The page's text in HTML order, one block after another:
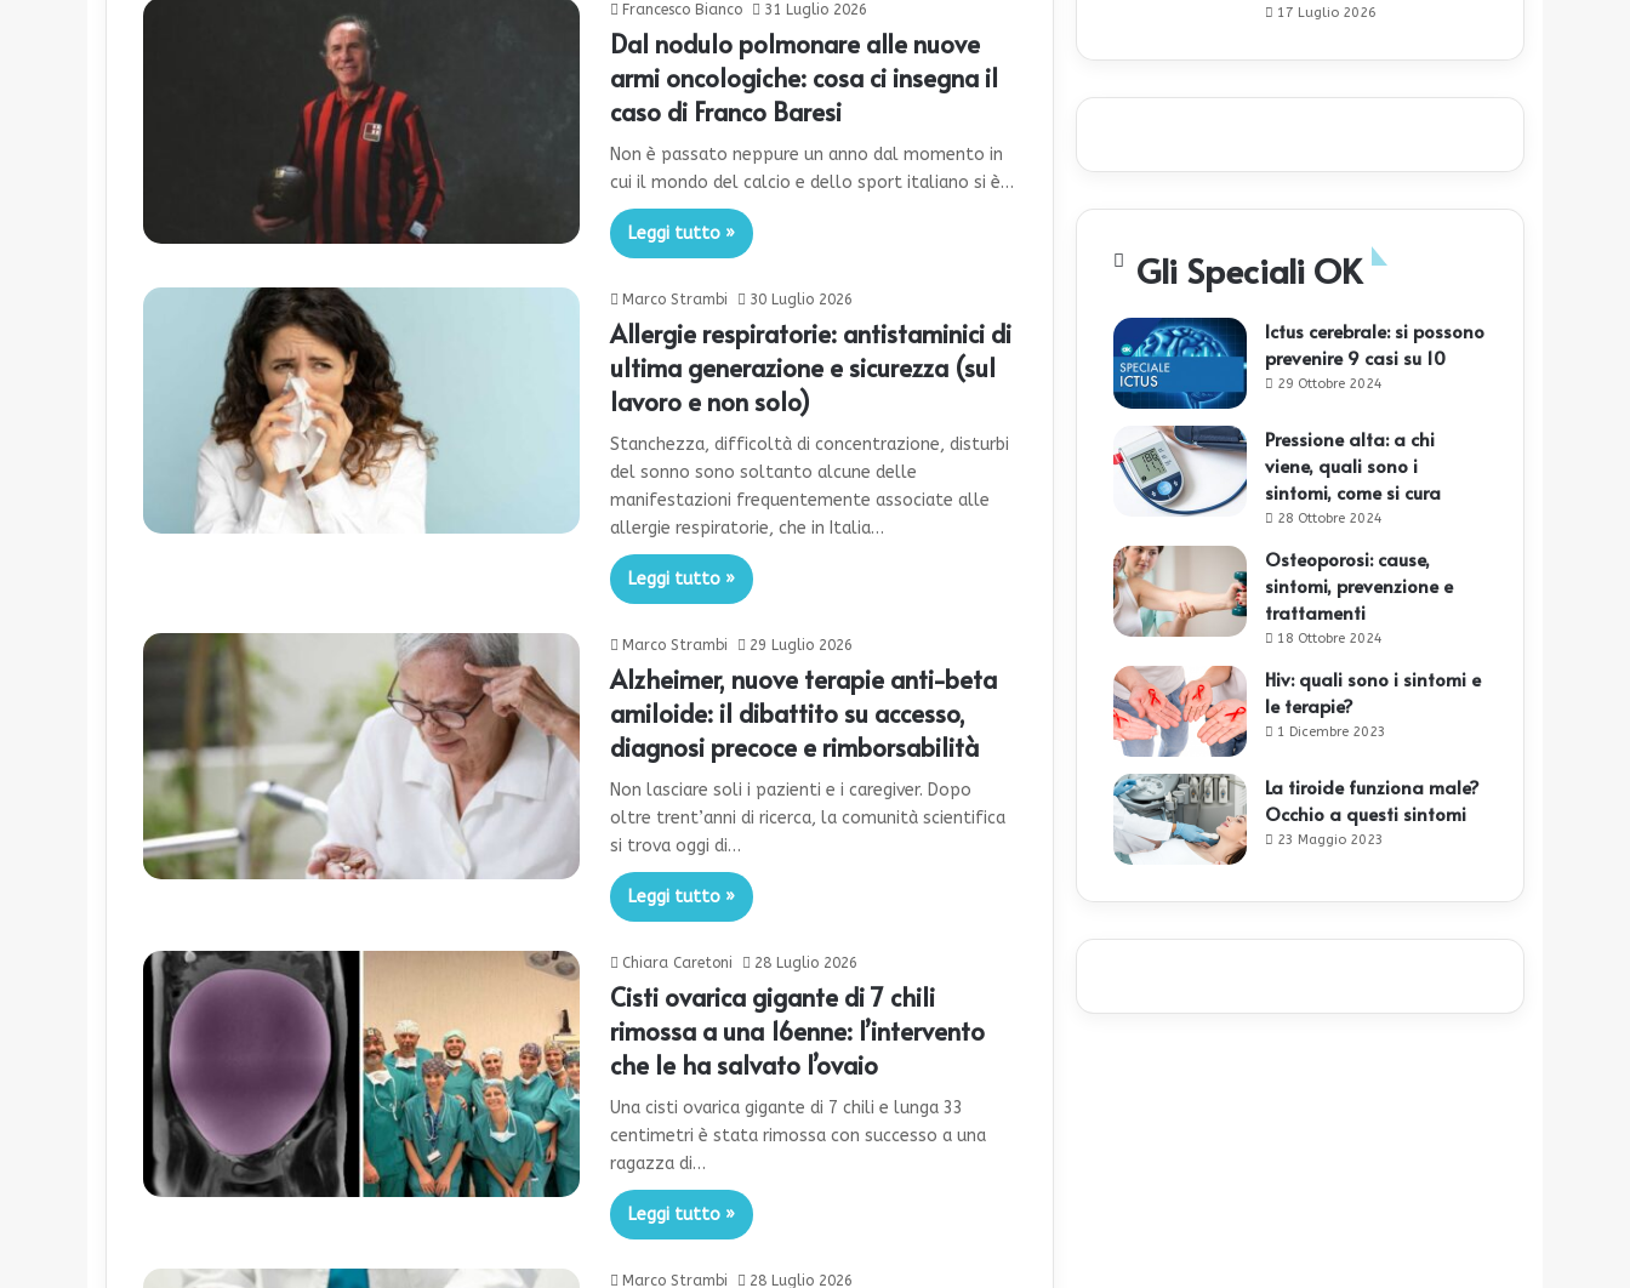
Francesco Bianco 31 Luglio 2026
Dal nodulo polmonare alle nuove
armi oncologiche: cosa ci insegna il
caso di Franco Baresi
Non è passato neppure un anno dal momento in
cui il mondo del calcio e dello sport italiano si è…
Leggi tutto »
Marco Strambi 30 Luglio 2026
Allergie respiratorie: antistaminici di
ultima generazione e sicurezza (sul
lavoro e non solo)
Stanchezza, difficoltà di concentrazione, disturbi
del sonno sono soltanto alcune delle
manifestazioni frequentemente associate alle
allergie respiratorie, che in Italia…
Leggi tutto »
Marco Strambi 29 Luglio 2026
Alzheimer, nuove terapie anti-beta
amiloide: il dibattito su accesso,
diagnosi precoce e rimborsabilità
Non lasciare soli i pazienti e i caregiver. Dopo
oltre trent’anni di ricerca, la comunità scientifica
si trova oggi di…
Leggi tutto »
Chiara Caretoni 28 Luglio 2026
Cisti ovarica gigante di 7 chili
rimossa a una 16enne: l’intervento
che le ha salvato l’ovaio
Una cisti ovarica gigante di 7 chili e lunga 33
centimetri è stata rimossa con successo a una
ragazza di…
Leggi tutto »
Marco Strambi 28 Luglio 2026
17 Luglio 2026
Gli Speciali OK
Ictus cerebrale: si possono
prevenire 9 casi su 10
29 Ottobre 2024
Pressione alta: a chi
viene, quali sono i
sintomi, come si cura
28 Ottobre 2024
Osteoporosi: cause,
sintomi, prevenzione e
trattamenti
18 Ottobre 2024
Hiv: quali sono i sintomi e
le terapie?
1 Dicembre 2023
La tiroide funziona male?
Occhio a questi sintomi
23 Maggio 2023